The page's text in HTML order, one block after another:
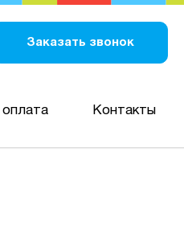
Заказать звонок
Контакты